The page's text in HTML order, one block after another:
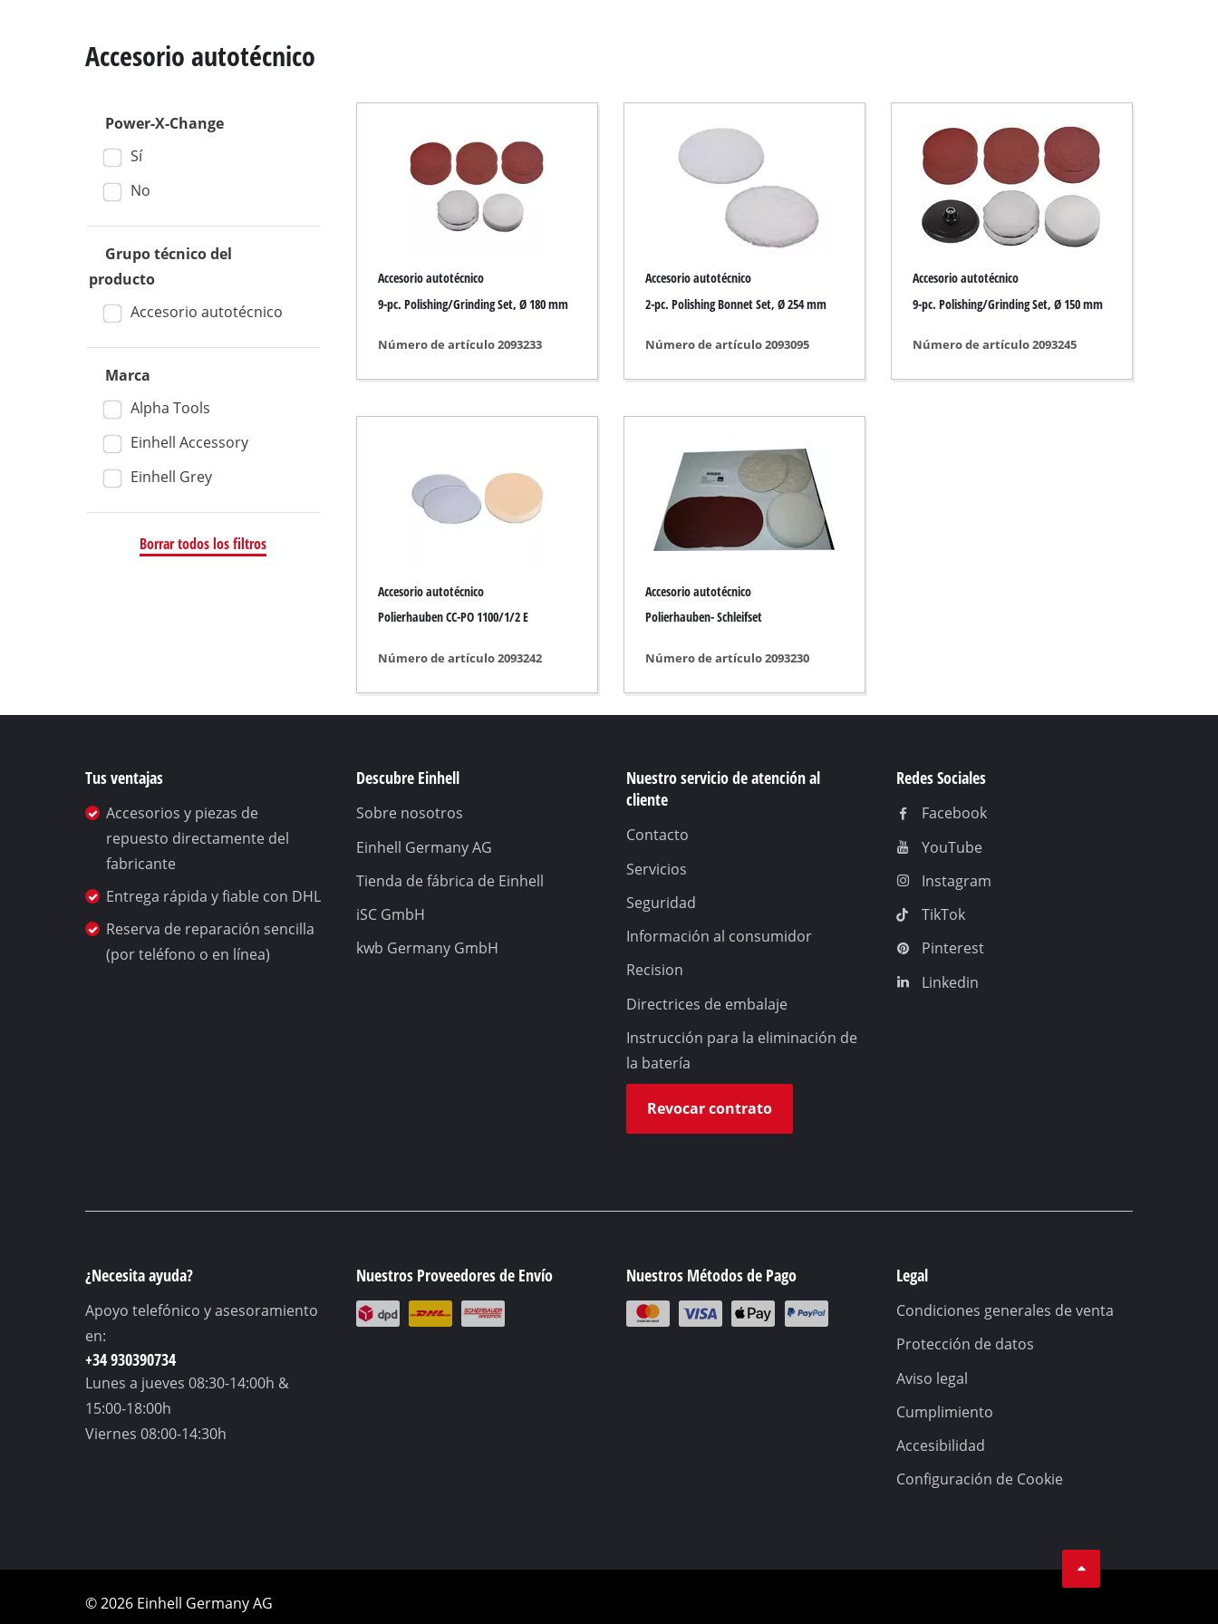
Sierras circulares de mano
Sierras de cinta
Sierras de marquetería
Aspiradores de ceniza
Esmeriladora de Banco
Lijadora excéntrica
Lijadora delta
Herramienta de pulido / grabado
Compresor de aire inalámbrico
Compresor híbrido
Tecnología automovilística
Láser / Instrumentos de medición
Pistola de Silicona
Recortasetos inalámbrica
Bomba de agua para jardín
Bombas de aguas residuales
Bomba de profundidad para pozos
Bombas uso doméstico
Bomba de agua de gasolina
Motosierra a gasolina
Motosierra eléctrica
Podadora de altura a bateria
Sierra de rama
Limpiadores a alta presión
Aspirador de hojas
Soplador de hojas
Accesorio autotécnico
Power-X-Change
Sí
No
Grupo técnico del
producto
Accesorio autotécnico
Marca
Alpha Tools
Einhell Accessory
Einhell Grey
Borrar todos los filtros
Accesorio autotécnico
9-pc. Polishing/Grinding Set, Ø 180 mm
Número de artículo 2093233
Accesorio autotécnico
2-pc. Polishing Bonnet Set, Ø 254 mm
Número de artículo 2093095
Accesorio autotécnico
9-pc. Polishing/Grinding Set, Ø 150 mm
Número de artículo 2093245
Accesorio autotécnico
Polierhauben CC-PO 1100/1/2 E
Número de artículo 2093242
Accesorio autotécnico
Polierhauben- Schleifset
Número de artículo 2093230
Tus ventajas
Accesorios y piezas de
repuesto directamente del
fabricante
Entrega rápida y fiable con DHL
Reserva de reparación sencilla
(por teléfono o en línea)
Descubre Einhell
Sobre nosotros
Einhell Germany AG
Tienda de fábrica de Einhell
iSC GmbH
kwb Germany GmbH
Nuestro servicio de atención al
cliente
Contacto
Servicios
Seguridad
Información al consumidor
Recision
Directrices de embalaje
Instrucción para la eliminación de
la batería
Revocar contrato
Redes Sociales
Facebook
YouTube
Instagram
TikTok
Pinterest
Linkedin
¿Necesita ayuda?
Apoyo telefónico y asesoramiento
en:
+34 930390734
Lunes a jueves 08:30-14:00h &
15:00-18:00h
Viernes 08:00-14:30h
Nuestros Proveedores de Envío Nuestros Métodos de Pago Legal
Condiciones generales de venta
Protección de datos
Aviso legal
Cumplimiento
Accesibilidad
Configuración de Cookie
© 2026 Einhell Germany AG